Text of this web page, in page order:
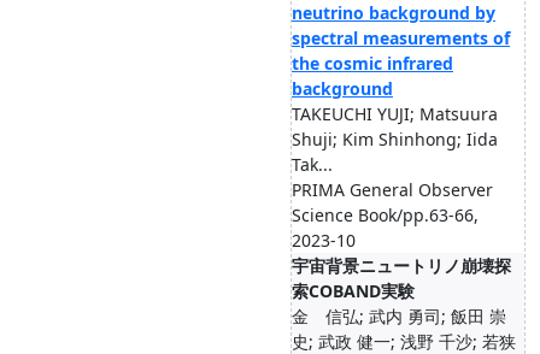
neutrino background by
spectral measurements of
the cosmic infrared
background
TAKEUCHI YUJI; Matsuura
Shuji; Kim Shinhong; Iida
Tak...
PRIMA General Observer
Science Book/pp.63-66,
2023-10
宇宙背景ニュートリノ崩壊探
索COBAND実験
金 信弘; 武内 勇司; 飯田 崇
史; 武政 健一; 浅野 千沙; 若狭